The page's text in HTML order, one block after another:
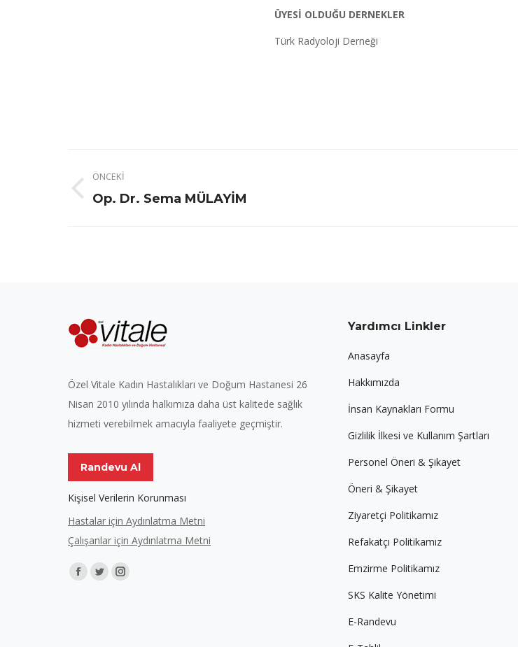
ÜYESİ OLDUĞU DERNEKLER
Türk Radyoloji Derneği
navigation
ÖNCEKI
Previous
Op. Dr. Sema MÜLAYİM
Özel Vitale Kadın Hastalıkları ve Doğum Hastanesi 26
Nisan 2010 yılında halkımıza daha üst kalitede sağlık
hizmeti verebilmek amacıyla faaliyete geçmiştir.
Randevu Al
Kişisel Verilerin Korunması
Hastalar için Aydınlatma Metni
Çalışanlar için Aydınlatma Metni
Find us on:
Facebook
TwitterInstagram
Yardımcı Linkler
Anasayfa
Hakkımızda
İnsan Kaynakları Formu
Gizlilik İlkesi ve Kullanım Şartları
Personel Öneri & Şikayet
Öneri & Şikayet
Ziyaretçi Politikamız
Refakatçı Politikamız
Emzirme Politikamız
SKS Kalite Yönetimi
E-Randevu